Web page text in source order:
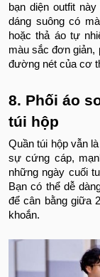
bạn diện outfit
dáng suông có
hoặc thả áo tự
màu sắc đơn giản,
đường nét của cơ
8. Phối áo
túi hộp
Quần túi hộp vẫn
sự cứng cáp,
những ngày cuối
Bạn có thể dễ
để cân bằng giữa
khoắn.